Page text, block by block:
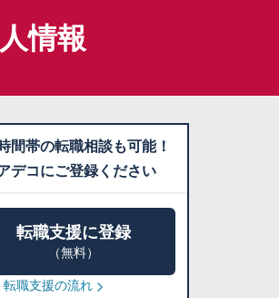
情報
間帯の転職相談も可能！
デコにご登録ください
転職支援に登録
（無料）
転職支援の流れ